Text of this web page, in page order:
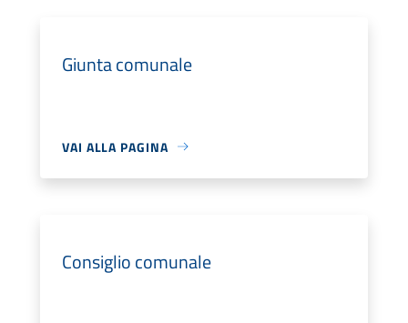
Giunta comunale
VAI ALLA PAGINA
Consiglio comunale